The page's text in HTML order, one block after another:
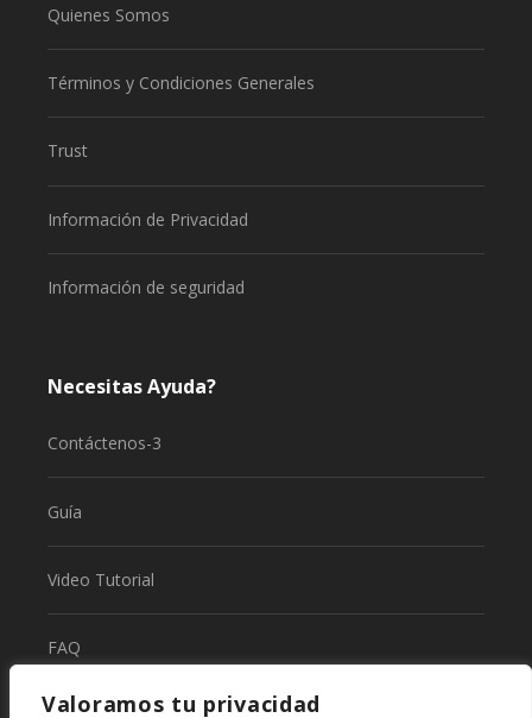
Valoramos tu privacidad
Quienes Somos
Términos y Condiciones Generales
Trust
Información de Privacidad
Información de seguridad
Necesitas Ayuda?
Contáctenos-3
Guía
Video Tutorial
FAQ